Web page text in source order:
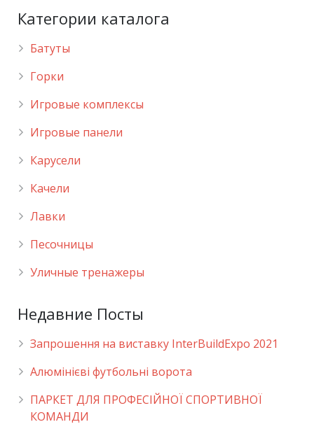
Категории каталога
Батуты
Горки
Игровые комплексы
Игровые панели
Карусели
Качели
Лавки
Песочницы
Уличные тренажеры
Недавние Посты
Запрошення на виставку InterBuildExpo 2021
Алюмінієві футбольні ворота
ПАРКЕТ ДЛЯ ПРОФЕСІЙНОЇ СПОРТИВНОЇ
КОМАНДИ